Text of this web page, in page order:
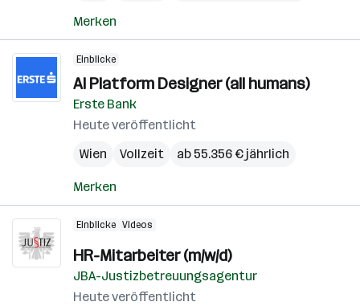
Merken
Einblicke
AI Platform Designer (all humans)
Erste Bank
Heute veröffentlicht
Wien
Vollzeit ab 55.356 € jährlich
Merken
Einblicke Videos
HR-Mitarbeiter (m/w/d)
JBA-Justizbetreuungsagentur
Heute veröffentlicht